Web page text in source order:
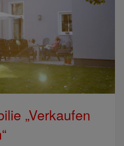
„Verkaufen